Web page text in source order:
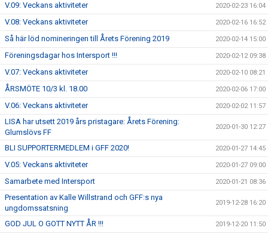
V.09: Veckans aktiviteter 2020-02-23 16:04
V.08: Veckans aktiviteter 2020-02-16 16:52
Så här löd nomineringen till Årets Förening 2019 2020-02-14 15:00
Föreningsdagar hos Intersport !!! 2020-02-12 09:38
V.07: Veckans aktiviteter 2020-02-10 08:21
ÅRSMÖTE 10/3 kl. 18.00 2020-02-06 17:00
V.06: Veckans aktiviteter 2020-02-02 11:57
LISA har utsett 2019 års pristagare: Årets Förening:
Glumslövs FF
2020-01-30 12:27
BLI SUPPORTERMEDLEM i GFF 2020! 2020-01-27 14:45
V.05: Veckans aktiviteter 2020-01-27 09:00
Samarbete med Intersport 2020-01-21 08:36
Presentation av Kalle Willstrand och GFF:s nya
ungdomssatsning
2019-12-28 16:20
GOD JUL O GOTT NYTT ÅR !!! 2019-12-20 11:50